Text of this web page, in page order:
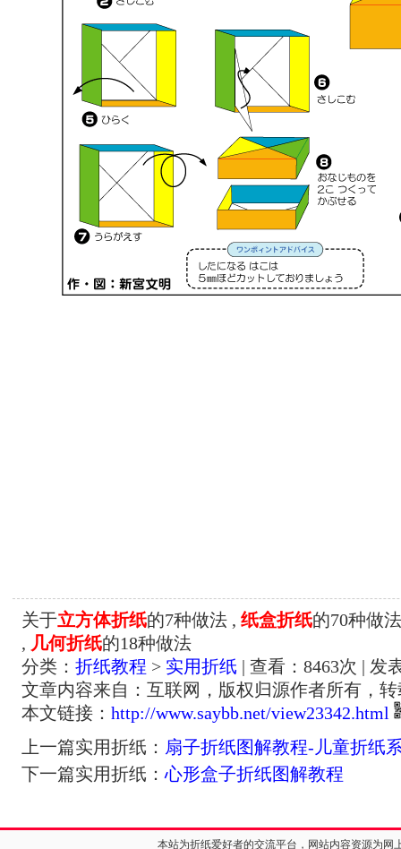
关于立方体折纸的7种做法 , 纸盒折纸的70种做
, 几何折纸的18种做法
分类： 折纸教程 > 实用折纸 | 查看： 8463次 | 发
文章内容来自：互联网，版权归源作者所有，
本文链接： http://www.saybb.net/view23342.html
上一篇实用折纸： 扇子折纸图解教程-儿童折纸
下一篇实用折纸：心形盒子折纸图解教程
本站为折纸爱好者的交流平台，网站内容资源为